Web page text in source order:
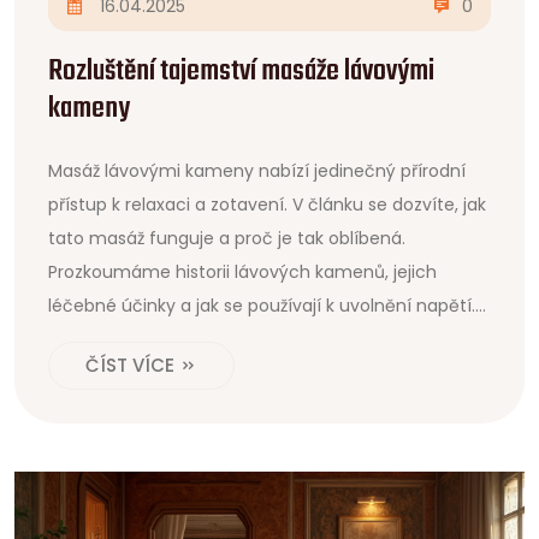
16.04.2025 0
Rozluštění tajemství masáže lávovými
kameny
Masáž lávovými kameny nabízí jedinečný přírodní
přístup k relaxaci a zotavení. V článku se dozvíte, jak
tato masáž funguje a proč je tak oblíbená.
Prozkoumáme historii lávových kamenů, jejich
léčebné účinky a jak se používají k uvolnění napětí.
jak si ji můžete užít na maximum. Připravte se
ČÍST VÍCE